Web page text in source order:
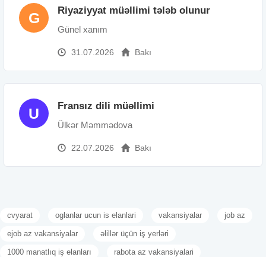
G Riyaziyyat müəllimi tələb olunur
Günel xanım
31.07.2026 Bakı
U Fransız dili müəllimi
Ülkər Məmmədova
22.07.2026 Bakı
cvyarat oglanlar ucun is elanlari vakansiyalar job az
ejob az vakansiyalar əlillər üçün iş yerləri
1000 manatlıq iş elanları rabota az vakansiyalari